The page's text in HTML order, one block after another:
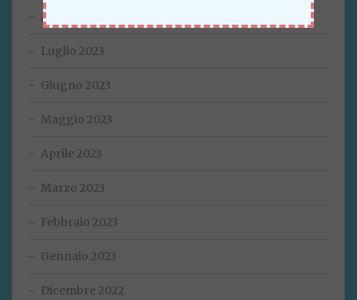
Agosto 2023
Luglio 2023
Giugno 2023
Maggio 2023
Aprile 2023
Marzo 2023
Febbraio 2023
Gennaio 2023
Dicembre 2022